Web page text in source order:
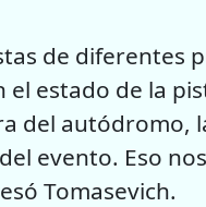
de diferentes
el estado de la
del autódromo,
evento. Eso
Tomasevich.